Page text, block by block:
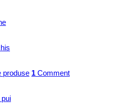
produse 1 Comment